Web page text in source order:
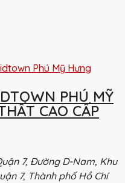
Phú Mỹ Hưng
PHÚ MỸ
CAO CẤP
7, Đường D-Nam, Khu
7, Thành phố Hồ Chí